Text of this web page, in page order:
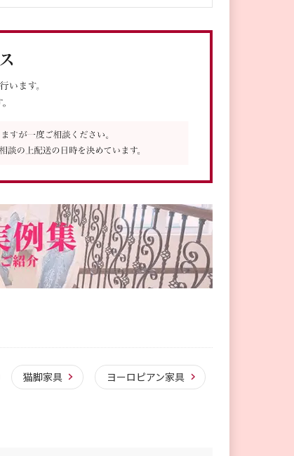
猫脚家具 ヨーロピアン家具